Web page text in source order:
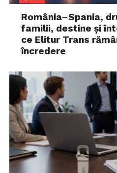
România–Spania,
familii, destine și
ce Elitur Trans
încredere